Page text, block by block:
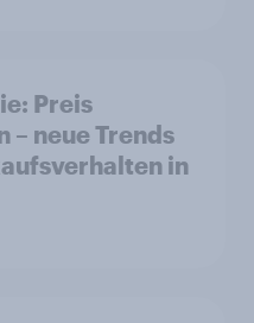
Preis
neue Trends
in